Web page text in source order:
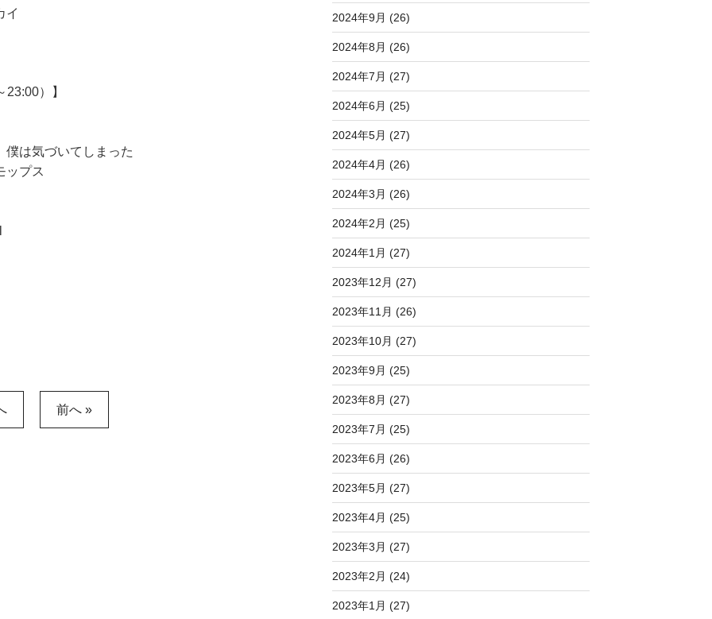
イ
）】
気づいてしまった
プス
前へ »
2024年9月 (26)
2024年8月 (26)
2024年7月 (27)
2024年6月 (25)
2024年5月 (27)
2024年4月 (26)
2024年3月 (26)
2024年2月 (25)
2024年1月 (27)
2023年12月 (27)
2023年11月 (26)
2023年10月 (27)
2023年9月 (25)
2023年8月 (27)
2023年7月 (25)
2023年6月 (26)
2023年5月 (27)
2023年4月 (25)
2023年3月 (27)
2023年2月 (24)
2023年1月 (27)